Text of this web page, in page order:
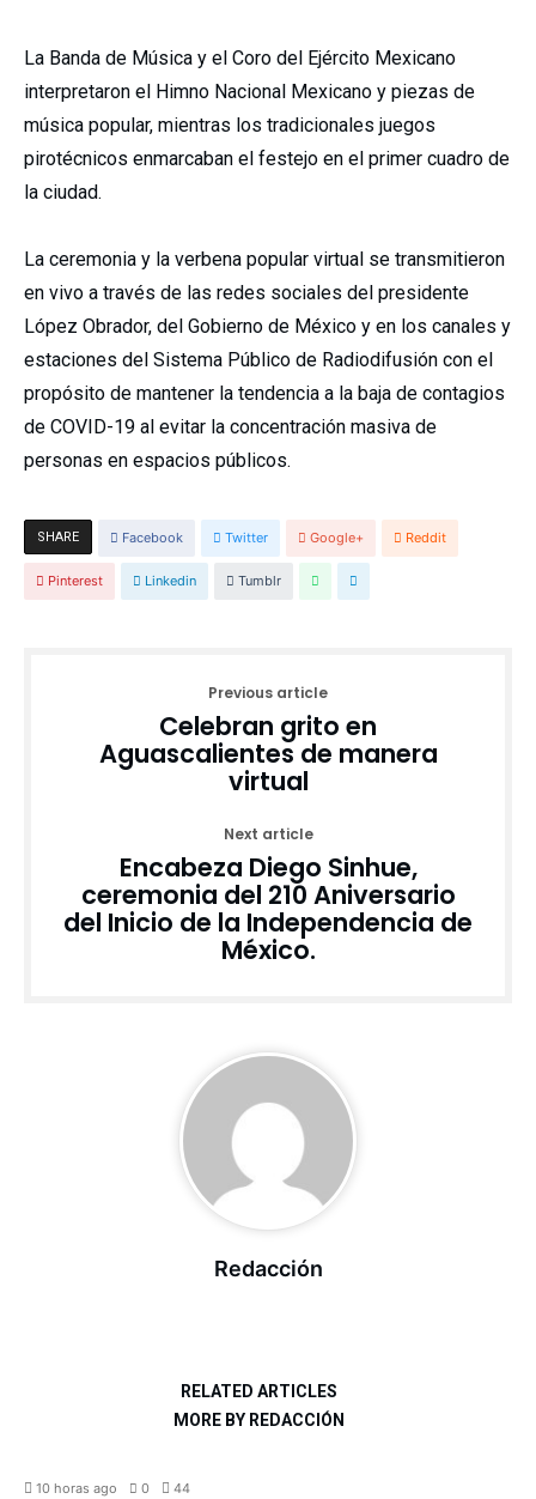
La Banda de Música y el Coro del Ejército Mexicano
interpretaron el Himno Nacional Mexicano y piezas de
música popular, mientras los tradicionales juegos
pirotécnicos enmarcaban el festejo en el primer cuadro de
la ciudad.
La ceremonia y la verbena popular virtual se transmitieron
en vivo a través de las redes sociales del presidente
López Obrador, del Gobierno de México y en los canales y
estaciones del Sistema Público de Radiodifusión con el
propósito de mantener la tendencia a la baja de contagios
de COVID-19 al evitar la concentración masiva de
personas en espacios públicos.
SHARE Facebook Twitter Google+ Reddit
Pinterest Linkedin Tumblr
Previous article
Celebran grito en
Aguascalientes de manera
virtual
Next article
Encabeza Diego Sinhue,
ceremonia del 210 Aniversario
del Inicio de la Independencia de
México.
Redacción
RELATED ARTICLES
MORE BY REDACCIÓN
10 horas ago 0 44